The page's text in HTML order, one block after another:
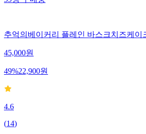
추억의베이커리 플레인 바스크치즈케이
45,000원
49%22,900원
4.6
(14)